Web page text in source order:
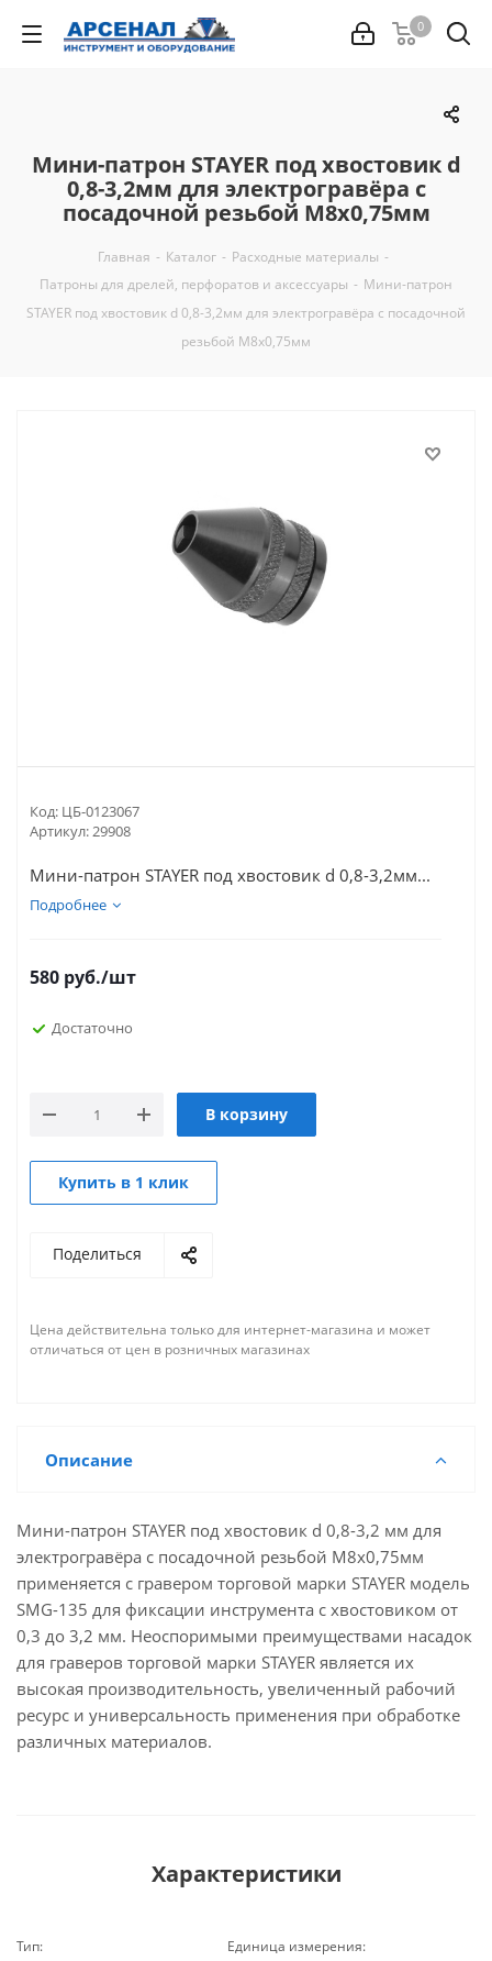
0
Мини-патрон STAYER под хвостовик d
0,8-3,2мм для электрогравёра с
посадочной резьбой М8х0,75мм
Главная - Каталог - Расходные материалы -
Патроны для дрелей, перфоратов и аксессуары - Мини-патрон
STAYER под хвостовик d 0,8-3,2мм для электрогравёра с посадочной
резьбой М8х0,75мм
Код: ЦБ-0123067
Артикул:29908
Мини-патрон STAYER под хвостовик d 0,8-3,2мм...
Подробнее
580 руб./шт
Достаточно
В корзину
Купить в 1 клик
Поделиться
Цена действительна только для интернет-магазина и может
отличаться от цен в розничных магазинах
Описание
Мини-патрон STAYER под хвостовик d 0,8-3,2 мм для
электрогравёра с посадочной резьбой М8х0,75мм
применяется с гравером торговой марки STAYER модель
SMG-135 для фиксации инструмента с хвостовиком от
0,3 до 3,2 мм. Неоспоримыми преимуществами насадок
для граверов торговой марки STAYER является их
высокая производительность, увеличенный рабочий
ресурс и универсальность применения при обработке
различных материалов.
Характеристики
Тип: Единица измерения: